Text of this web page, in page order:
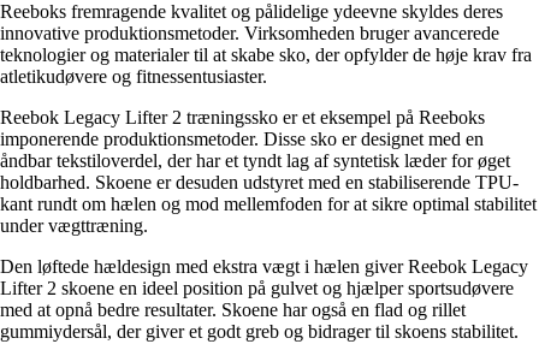
Reeboks fremragende kvalitet og pålidelige ydeevne skyldes deres
innovative produktionsmetoder. Virksomheden bruger avancerede
teknologier og materialer til at skabe sko, der opfylder de høje krav fra
atletikudøvere og fitnessentusiaster.
Reebok Legacy Lifter 2 træningssko er et eksempel på Reeboks
imponerende produktionsmetoder. Disse sko er designet med en
åndbar tekstiloverdel, der har et tyndt lag af syntetisk læder for øget
holdbarhed. Skoene er desuden udstyret med en stabiliserende TPU-
kant rundt om hælen og mod mellemfoden for at sikre optimal stabilitet
under vægttræning.
Den løftede hældesign med ekstra vægt i hælen giver Reebok Legacy
Lifter 2 skoene en ideel position på gulvet og hjælper sportsudøvere
med at opnå bedre resultater. Skoene har også en flad og rillet
gummiydersål, der giver et godt greb og bidrager til skoens stabilitet.